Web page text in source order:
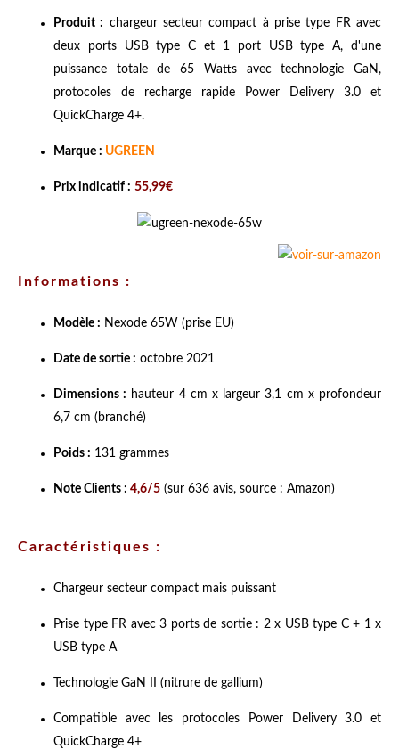
Produit : chargeur secteur compact à prise type FR avec
deux ports USB type C et 1 port USB type A, d'une
puissance totale de 65 Watts avec technologie GaN,
protocoles de recharge rapide Power Delivery 3.0 et
QuickCharge 4+.
Marque : UGREEN
Prix indicatif : 55,99€
Informations :
Modèle : Nexode 65W (prise EU)
Date de sortie : octobre 2021
Dimensions : hauteur 4 cm x largeur 3,1 cm x profondeur
6,7 cm (branché)
Poids : 131 grammes
Note Clients : 4,6/5 (sur 636 avis, source : Amazon)
Caractéristiques :
Chargeur secteur compact mais puissant
Prise type FR avec 3 ports de sortie : 2 x USB type C + 1 x
USB type A
Technologie GaN II (nitrure de gallium)
Compatible avec les protocoles Power Delivery 3.0 et
QuickCharge 4+